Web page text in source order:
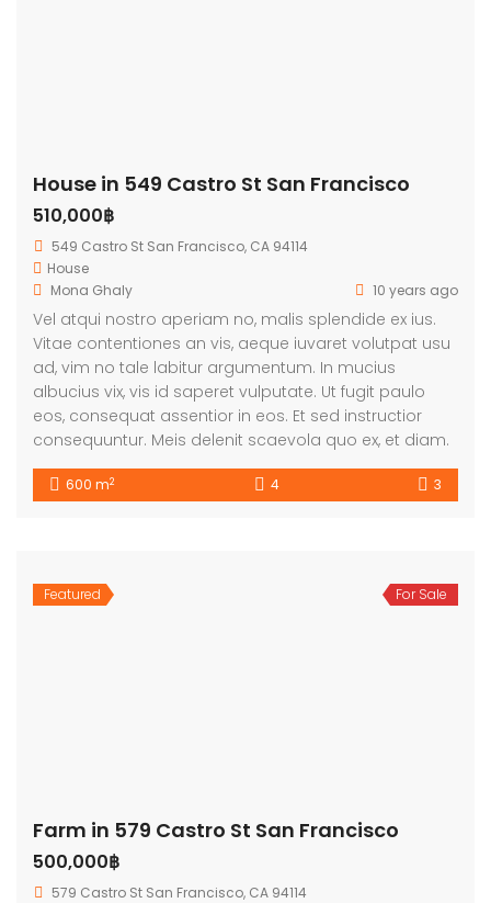
House in 549 Castro St San Francisco
510,000฿
549 Castro St San Francisco, CA 94114
House
Mona Ghaly
10 years ago
Vel atqui nostro aperiam no, malis splendide ex ius.
Vitae contentiones an vis, aeque iuvaret volutpat usu
ad, vim no tale labitur argumentum. In mucius
albucius vix, vis id saperet vulputate. Ut fugit paulo
eos, consequat assentior in eos. Et sed instructior
consequuntur. Meis delenit scaevola quo ex, et diam.
600 m2 4 3
Featured For Sale
Farm in 579 Castro St San Francisco
500,000฿
579 Castro St San Francisco, CA 94114